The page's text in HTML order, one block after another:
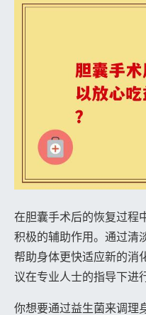
在胆囊手术后的恢复过程
积极的辅助作用。通过清
帮助身体更快适应新的消
议在专业人士的指导下进
你想要通过益生菌来调理